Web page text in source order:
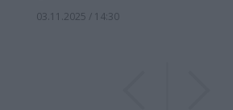
03.11.2025 / 14:30